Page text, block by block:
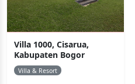
Villa 1000, Cisarua,
Kabupaten Bogor
Villa & Resort